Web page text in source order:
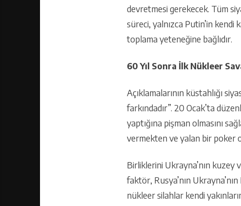
devretmesi gerekecek. Tüm
süreci, yalnızca Putin’in kendi
toplama yeteneğine bağlıdır.
60 Yıl Sonra İlk Nükleer
Açıklamalarının küstahlığı
farkındadır”. 20 Ocak’ta
yaptığına pişman olmasını
vermekten ve yalan bir poker
Birliklerini Ukrayna’nın kuzey
faktör, Rusya’nın
nükleer silahlar kendi